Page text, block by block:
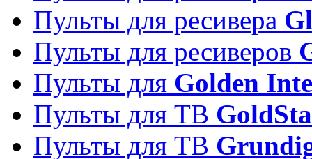
Пульты для ресивера
Пульты для ресиверов
Пульты для Golden
Пульты для ТВ
Пульты для ТВ